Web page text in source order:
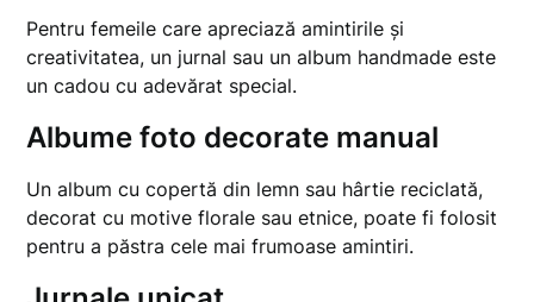
Pentru femeile care apreciază amintirile și
creativitatea, un jurnal sau un album handmade este
un cadou cu adevărat special.
Albume foto decorate manual
Un album cu copertă din lemn sau hârtie reciclată,
decorat cu motive florale sau etnice, poate fi folosit
pentru a păstra cele mai frumoase amintiri.